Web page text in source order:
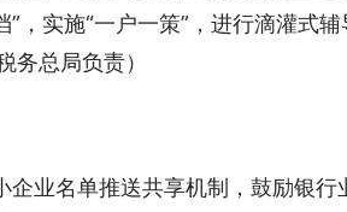
”，实施“一户一策”，进行滴灌式
务总局负责）
企业名单推送共享机制，鼓励银